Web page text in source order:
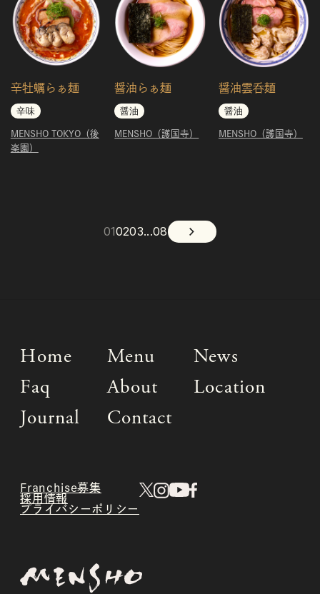
辛牡蠣らぁ麺
辛味
MENSHO TOKYO（後
楽園）
醤油らぁ麺
醤油
MENSHO（護国寺）
醤油雲呑麺
醤油
MENSHO（護国寺）
010203...08
Home Menu
News
Faq
About
Location
Journal
Contact
Franchise募集
採用情報
プライバシーポリシー